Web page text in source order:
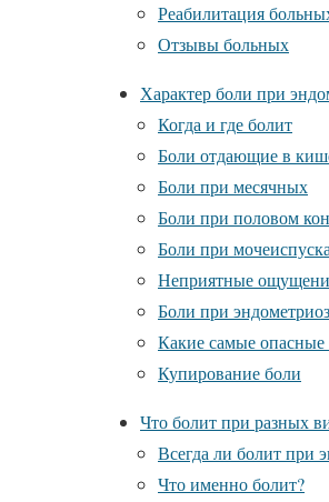
Реабилитация
Отзывы больных
Характер боли при
Когда и где болит
Боли отдающие в
Боли при месячных
Боли при половом
Боли при
Неприятные
Боли при
Какие самые
Купирование боли
Что болит при разных
Всегда ли болит при
Что именно болит?